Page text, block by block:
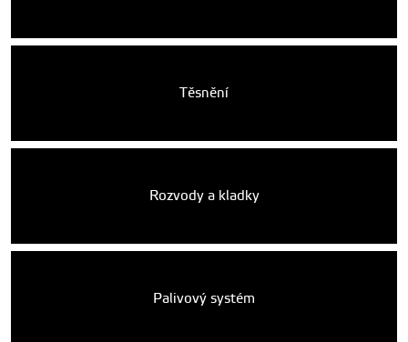
Těsnění
Rozvody a kladky
Palivový systém